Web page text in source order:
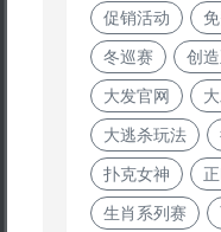
促销活动
冬巡赛 创
大发官网
大逃杀玩法
扑克女神
生肖系列赛